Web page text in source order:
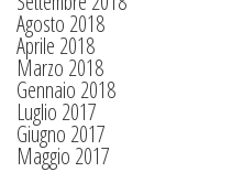
Agosto 2018
Aprile 2018
Marzo 2018
Gennaio 2018
Luglio 2017
Giugno 2017
Maggio 2017